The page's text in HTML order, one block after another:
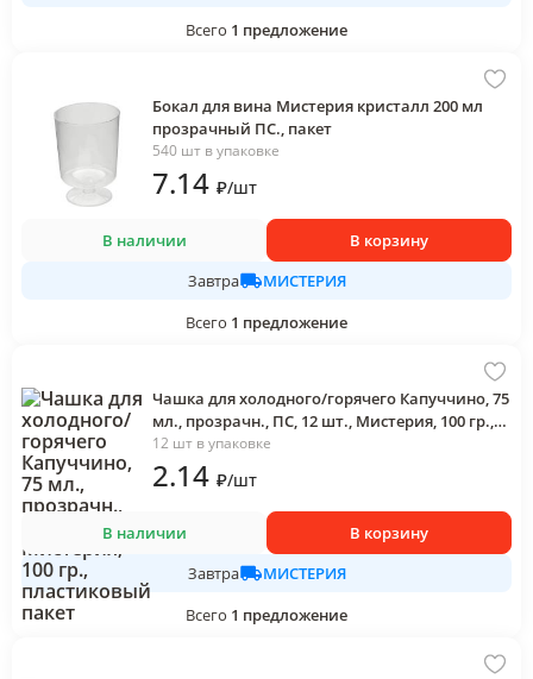
Всего 1 предложение
Бокал для вина Мистерия кристалл 200 мл
прозрачный ПС., пакет
540 шт в упаковке
7.14 ₽/шт
В наличии
В корзину
Завтра
МИСТЕРИЯ
Всего 1 предложение
Чашка для холодного/горячего Капуччино, 75
мл., прозрачн., ПС, 12 шт., Мистерия, 100 гр.,
пластиковый пакет
12 шт в упаковке
2.14 ₽/шт
В наличии
В корзину
Завтра
МИСТЕРИЯ
Всего 1 предложение